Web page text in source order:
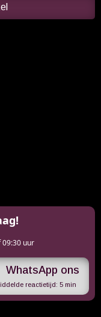
09:30 uur
WhatsApp ons
reactietijd: 5 min